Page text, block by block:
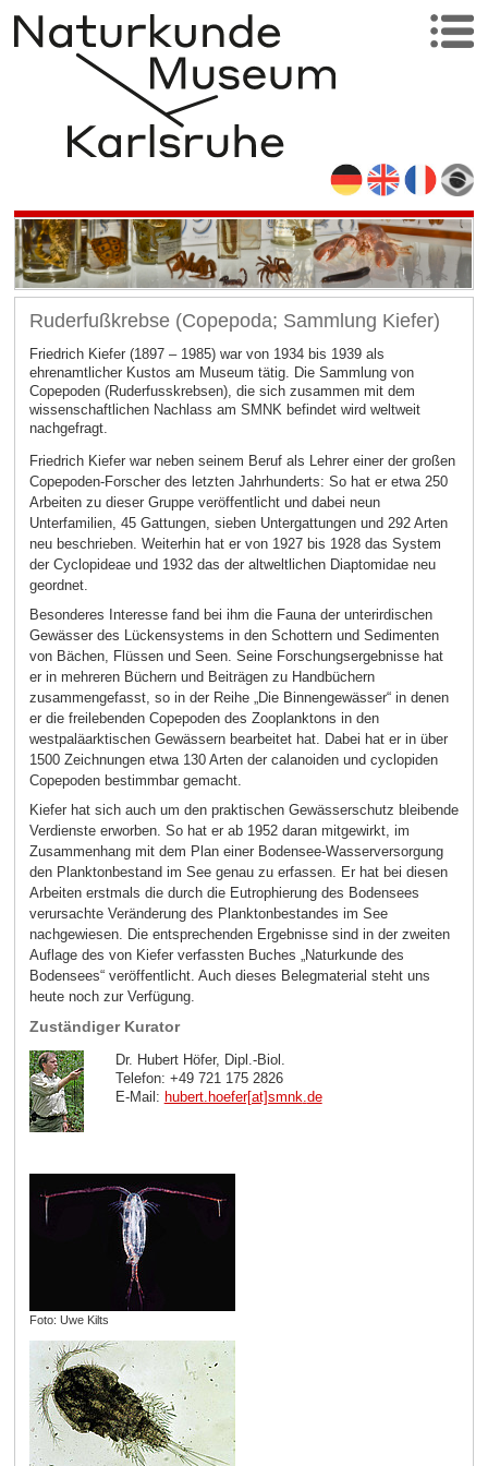
Ruderfußkrebse (Copepoda; Sammlung Kiefer)
Friedrich Kiefer (1897 – 1985) war von 1934 bis 1939 als
ehrenamtlicher Kustos am Museum tätig. Die Sammlung von
Copepoden (Ruderfusskrebsen), die sich zusammen mit dem
wissenschaftlichen Nachlass am SMNK befindet wird weltweit
nachgefragt.
Friedrich Kiefer war neben seinem Beruf als Lehrer einer der großen
Copepoden-Forscher des letzten Jahrhunderts: So hat er etwa 250
Arbeiten zu dieser Gruppe veröffentlicht und dabei neun
Unterfamilien, 45 Gattungen, sieben Untergattungen und 292 Arten
neu beschrieben. Weiterhin hat er von 1927 bis 1928 das System
der Cyclopideae und 1932 das der altweltlichen Diaptomidae neu
geordnet.
Besonderes Interesse fand bei ihm die Fauna der unterirdischen
Gewässer des Lückensystems in den Schottern und Sedimenten
von Bächen, Flüssen und Seen. Seine Forschungsergebnisse hat
er in mehreren Büchern und Beiträgen zu Handbüchern
zusammengefasst, so in der Reihe „Die Binnengewässer“ in denen
er die freilebenden Copepoden des Zooplanktons in den
westpaläarktischen Gewässern bearbeitet hat. Dabei hat er in über
1500 Zeichnungen etwa 130 Arten der calanoiden und cyclopiden
Copepoden bestimmbar gemacht.
Kiefer hat sich auch um den praktischen Gewässerschutz bleibende
Verdienste erworben. So hat er ab 1952 daran mitgewirkt, im
Zusammenhang mit dem Plan einer Bodensee-Wasserversorgung
den Planktonbestand im See genau zu erfassen. Er hat bei diesen
Arbeiten erstmals die durch die Eutrophierung des Bodensees
verursachte Veränderung des Planktonbestandes im See
nachgewiesen. Die entsprechenden Ergebnisse sind in der zweiten
Auflage des von Kiefer verfassten Buches „Naturkunde des
Bodensees“ veröffentlicht. Auch dieses Belegmaterial steht uns
heute noch zur Verfügung.
Zuständiger Kurator
Dr. Hubert Höfer, Dipl.-Biol.
Telefon: +49 721 175 2826
E-Mail: hubert.hoefer[at]smnk.de
Foto: Uwe Kilts